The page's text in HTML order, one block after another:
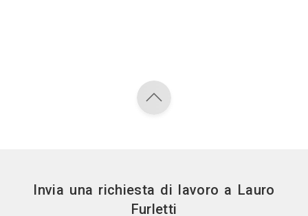
Invia una richiesta di lavoro a Lauro
Furletti